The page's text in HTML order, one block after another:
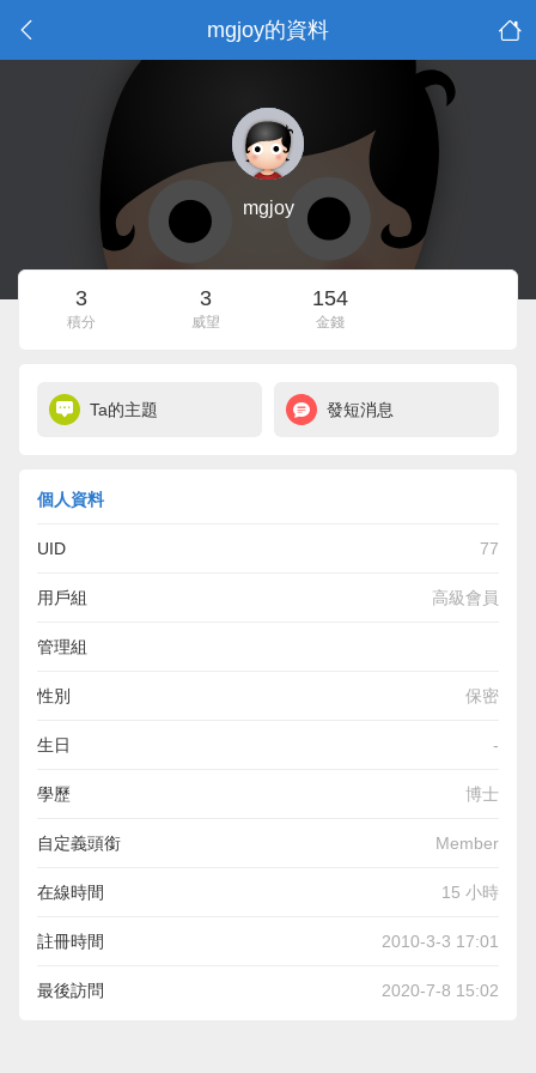
mgjoy的資料
mgjoy
3
積分
3
威望
154
金錢
Ta的主題 發短消息
個人資料
UID 77
用戶組 高級會員
管理組
性別 保密
生日 -
學歷 博士
自定義頭銜 Member
在線時間 15 小時
註冊時間 2010-3-3 17:01
最後訪問 2020-7-8 15:02